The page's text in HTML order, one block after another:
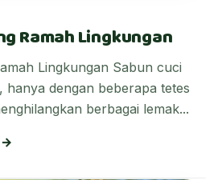
Ramah Lingkungan
Lingkungan Sabun cuci
hanya dengan beberapa tetes
berbagai lemak...
→